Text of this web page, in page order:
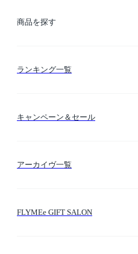
ご利用ガイド
商品を探す
カテゴリー検索
ランキング一覧
キャンペーン＆セール
アーカイヴ一覧
FLYMEe GIFT SALON